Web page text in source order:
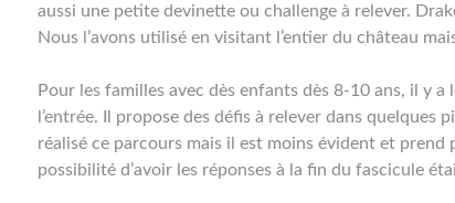
aussi une petite devinette ou challenge à relever.
Nous l’avons utilisé en visitant l’entier du château
Pour les familles avec dès enfants dès 8-10 ans, il y
l’entrée. Il propose des défis à relever dans quelques
réalisé ce parcours mais il est moins évident et
possibilité d’avoir les réponses à la fin du fascicule